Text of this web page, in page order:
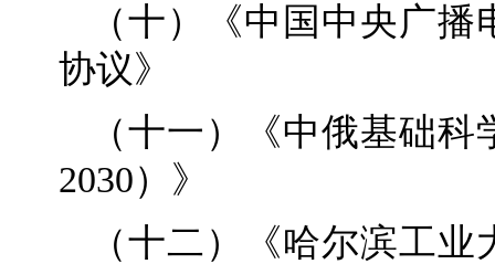
（十）《中国中央广
协议》
（十一）《中俄基础
2030）》
（十二）《哈尔滨工